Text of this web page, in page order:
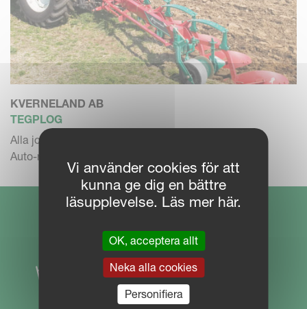
KVERNELAND AB
TEGPLOG
Alla jordar. 2-4 F.
Auto-reset. Mekanisk Variomat
Vi använder cookies för att
kunna ge dig en bättre
läsupplevelse. Läs mer här.
OK, acceptera allt
Neka alla cookies
Personifiera